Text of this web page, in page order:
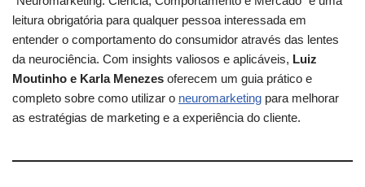
leitura obrigatória para qualquer pessoa interessada em
entender o comportamento do consumidor através das lentes
da neurociência. Com insights valiosos e aplicáveis, Luiz
Moutinho e Karla Menezes oferecem um guia prático e
completo sobre como utilizar o neuromarketing para melhorar
as estratégias de marketing e a experiência do cliente.